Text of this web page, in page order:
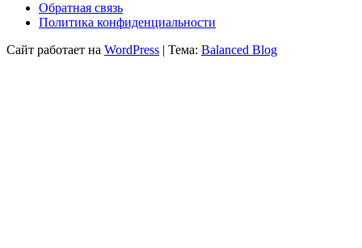
Обратная связь
Политика конфиденциальности
Сайт работает на WordPress | Тема: Balanced Blog